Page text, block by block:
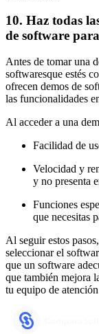
10. Haz todas
de software
Antes de tomar una
softwaresque estés
ofrecen demos de
las funcionalidades
Al acceder a una
Facilidad de
Velocidad y
y no presenta
Funciones
que necesitas
Al seguir estos
seleccionar el
que un software
que también mejora
tu equipo de